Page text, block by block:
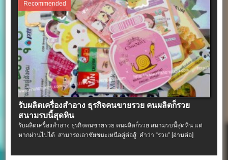
Recommended
รับผลิตเครื่องสําอาง ธุรกิจคนขายรวย คนผลิตก็รวย
สนามรบนี้สุดหิน
รับผลิตเครื่องสําอาง ธุรกิจคนขายรวย คนผลิตก็รวย สนามรบนี้สุดหิน แต่
หากผ่านไปได้ สามารถเอาชัยชนะเหนือคู่ต่อสู้ คำว่า “รวย”[อ่านต่อ]